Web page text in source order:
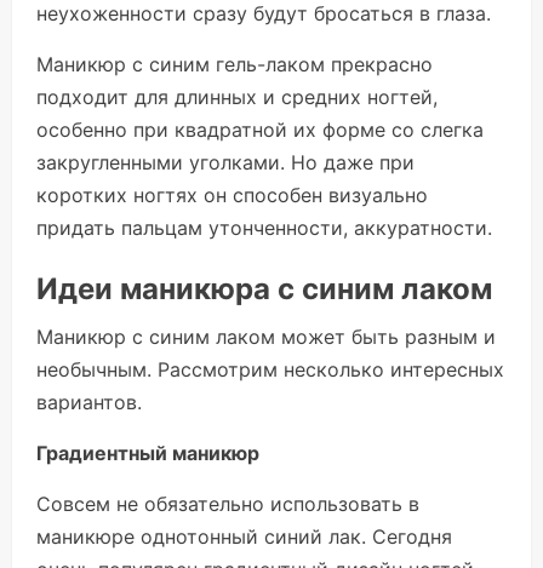
неухоженности сразу будут бросаться в глаза.
Маникюр с синим гель-лаком прекрасно
подходит для длинных и средних ногтей,
особенно при квадратной их форме со слегка
закругленными уголками. Но даже при
коротких ногтях он способен визуально
придать пальцам утонченности, аккуратности.
Идеи маникюра с синим лаком
Маникюр с синим лаком может быть разным и
необычным. Рассмотрим несколько интересных
вариантов.
Градиентный маникюр
Совсем не обязательно использовать в
маникюре однотонный синий лак. Сегодня